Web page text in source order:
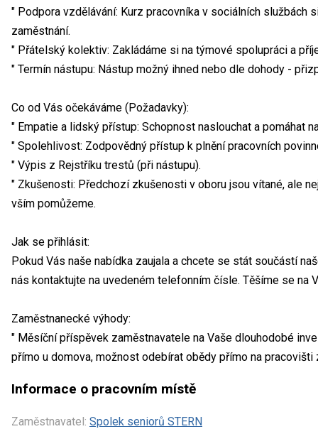
" Podpora vzdělávání: Kurz pracovníka v sociálních službách
zaměstnání.
" Přátelský kolektiv: Zakládáme si na týmové spolupráci a
" Termín nástupu: Nástup možný ihned nebo dle dohody -
Co od Vás očekáváme (Požadavky):
" Empatie a lidský přístup: Schopnost naslouchat a pomáhat
" Spolehlivost: Zodpovědný přístup k plnění pracovních
" Výpis z Rejstříku trestů (při nástupu).
" Zkušenosti: Předchozí zkušenosti v oboru jsou vítané, ale
vším pomůžeme.
Jak se přihlásit:
Pokud Vás naše nabídka zaujala a chcete se stát součástí
nás kontaktujte na uvedeném telefonním čísle. Těšíme se na
Zaměstnanecké výhody:
" Měsíční příspěvek zaměstnavatele na Vaše dlouhodobé
přímo u domova, možnost odebírat obědy přímo na pracovišti
Informace o pracovním místě
Zaměstnavatel: Spolek seniorů STERN